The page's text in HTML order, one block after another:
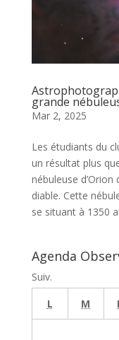
grande
Mar 2, 2025
Les étudiants du
un résultat plus
nébuleuse
diable. Cette
se situant à 1350
Agenda
Suiv.
L
M